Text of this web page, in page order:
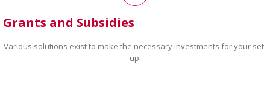
Grants and Subsidies
Various solutions exist to make the necessary investments for your set-
up.